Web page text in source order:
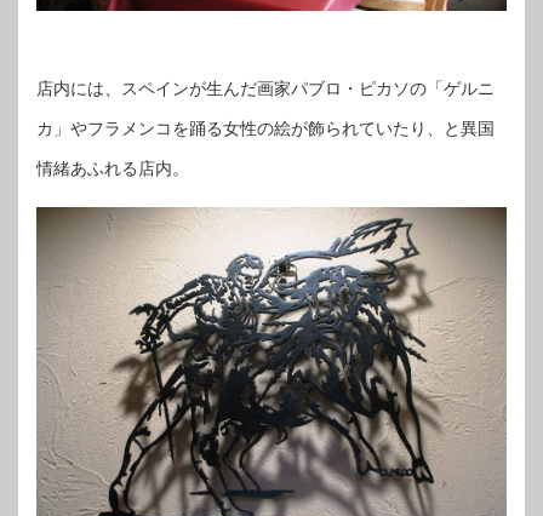
店内には、スペインが生んだ画家パブロ・ピカソの「ゲルニ
カ」やフラメンコを踊る女性の絵が飾られていたり、と異国
情緒あふれる店内。